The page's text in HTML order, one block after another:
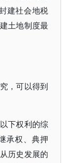
建社会地税
土地制度最
，可以得到
下权利的综
承权、典押
历史发展的